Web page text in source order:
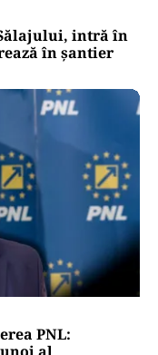
intră în
în șantier
PNL: